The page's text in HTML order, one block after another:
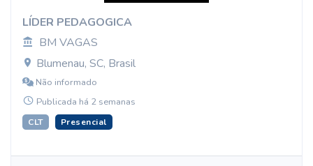
LÍDER PEDAGOGICA
BM VAGAS
Blumenau, SC, Brasil
Não informado
Publicada há 2 semanas
CLT Presencial